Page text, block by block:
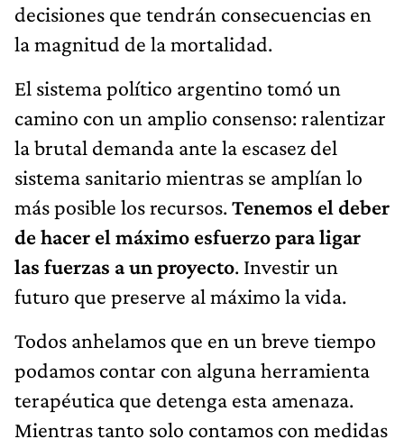
decisiones que tendrán consecuencias en
la magnitud de la mortalidad.
El sistema político argentino tomó un
camino con un amplio consenso: ralentizar
la brutal demanda ante la escasez del
sistema sanitario mientras se amplían lo
más posible los recursos.Tenemos el deber
de hacer el máximo esfuerzo para ligar
las fuerzas a un proyecto. Investir un
futuro que preserve al máximo la vida.
Todos anhelamos que en un breve tiempo
podamos contar con alguna herramienta
terapéutica que detenga esta amenaza.
Mientras tanto solo contamos con medidas